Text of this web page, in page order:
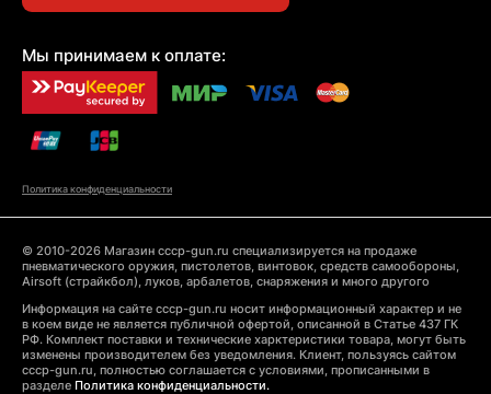
Мы принимаем к оплате:
Политика конфиденциальности
© 2010-2026 Магазин cccp-gun.ru специализируется на продаже
пневматического оружия, пистолетов, винтовок, средств самообороны,
Airsoft (страйкбол), луков, арбалетов, снаряжения и много другого
Информация на сайте cccp-gun.ru носит информационный характер и не
в коем виде не является публичной офертой, описанной в Статье 437 ГК
РФ. Комплект поставки и технические харктеристики товара, могут быть
изменены производителем без уведомления. Клиент, пользуясь сайтом
cccp-gun.ru, полностью соглашается с условиями, прописанными в
разделе Политика конфиденциальности.